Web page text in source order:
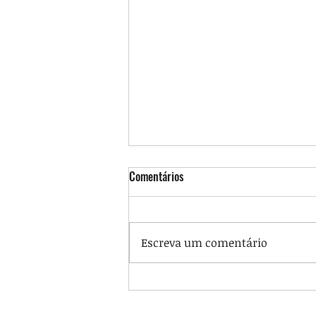
Auditoria Cidadã da Dívida: Carta-
Comentários
Escreva um comentário